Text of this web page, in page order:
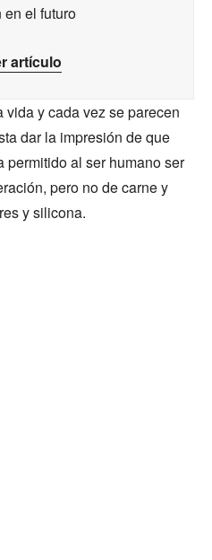
en el futuro
artículo
vida y cada vez se parecen
dar la impresión de que
permitido al ser humano ser
pero no de carne y
y silicona.